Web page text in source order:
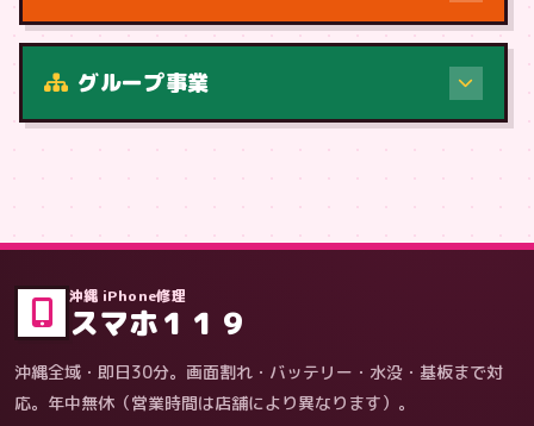
症状・内容から
グループ事業
沖縄 iPhone修理
スマホ１１９
沖縄全域・即日30分。画面割れ・バッテリー・水没・基板まで対
応。年中無休（営業時間は店舗により異なります）。